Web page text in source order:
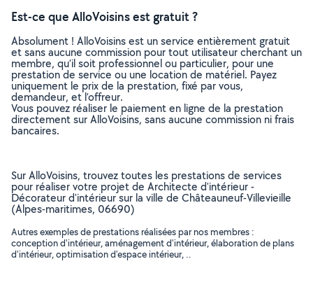
Est-ce que AlloVoisins est gratuit ?
Absolument ! AlloVoisins est un service entièrement gratuit
et sans aucune commission pour tout utilisateur cherchant un
membre, qu’il soit professionnel ou particulier, pour une
prestation de service ou une location de matériel. Payez
uniquement le prix de la prestation, fixé par vous,
demandeur, et l’offreur.
Vous pouvez réaliser le paiement en ligne de la prestation
directement sur AlloVoisins, sans aucune commission ni frais
bancaires.
Sur AlloVoisins, trouvez toutes les prestations de services
pour réaliser votre projet de Architecte d'intérieur -
Décorateur d'intérieur sur la ville de Châteauneuf-Villevieille
(Alpes-maritimes, 06690)
Autres exemples de prestations réalisées par nos membres :
conception d'intérieur, aménagement d'intérieur, élaboration de plans
d'intérieur, optimisation d'espace intérieur, ..